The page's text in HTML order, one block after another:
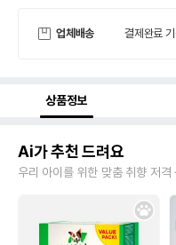
업체배송 결제완료
상품정보
Ai가 추천 드려요
우리 아이를 위한 맞춤 취향 저격